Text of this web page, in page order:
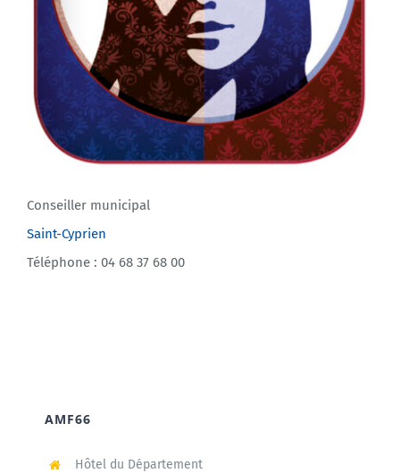
Conseiller municipal
Saint-Cyprien
Téléphone : 04 68 37 68 00
AMF66
Hôtel du Département